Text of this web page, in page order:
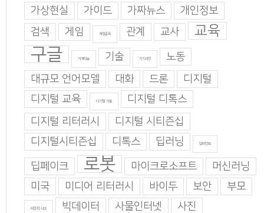
가상현실 가이드 가짜뉴스
개인정보
검색
게임 게임중독 관계 교사 교육
구글 기계학습 기술 기지과인
노동
대규모 언어모델
대화 드론
디지털
디지털 교육
디지털 기술
디지털 디톡스
디지털 리터러시
디지털 시티즌십
디지털시티즌십
디톡스 딥러닝 딥마인드
딥페이크 로봇 마이크로소프트
머신러닝
미국
미디어 리터러시 바이두 보안 부모
비판적 사고 빅데이터 사물인터넷
사진